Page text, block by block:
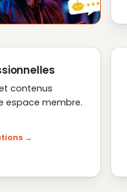
contenus
espace membre.